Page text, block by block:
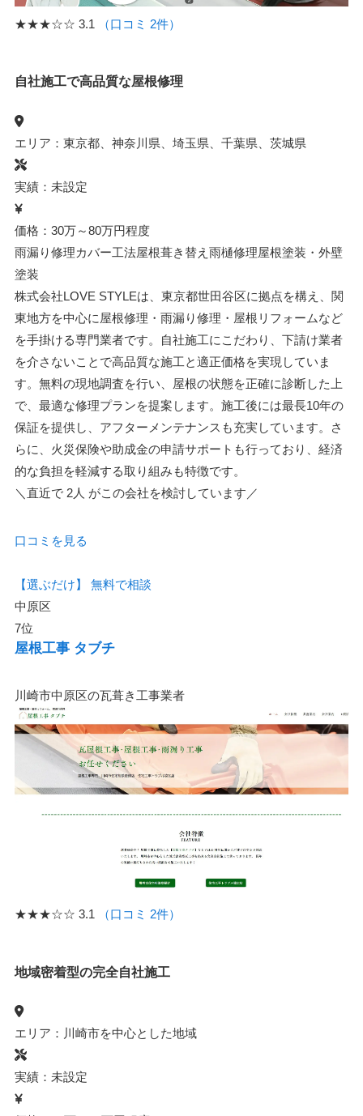
★★★☆☆ 3.1 （口コミ 2件）
自社施工で高品質な屋根修理
エリア：東京都、神奈川県、埼玉県、千葉県、茨城県
実績：未設定
価格：30万～80万円程度
雨漏り修理カバー工法屋根葺き替え 雨樋修理屋根塗装・外壁
塗装
株式会社LOVE STYLEは、東京都世田谷区に拠点を構え、関
東地方を中心に屋根修理・雨漏り修理・屋根リフォームなど
を手掛ける専門業者です。自社施工にこだわり、下請け業者
を介さないことで高品質な施工と適正価格を実現していま
す。無料の現地調査を行い、屋根の状態を正確に診断した上
で、最適な修理プランを提案します。施工後には最長10年の
保証を提供し、アフターメンテナンスも充実しています。さ
らに、火災保険や助成金の申請サポートも行っており、経済
的な負担を軽減する取り組みも特徴です。
＼直近で 2人 がこの会社を検討しています／
口コミを見る
【選ぶだけ】
無料で相談
中原区
7位
屋根工事 タブチ
川崎市中原区の瓦葺き工事業者
★★★☆☆ 3.1 （口コミ 2件）
地域密着型の完全自社施工
エリア：川崎市を中心とした地域
実績：未設定